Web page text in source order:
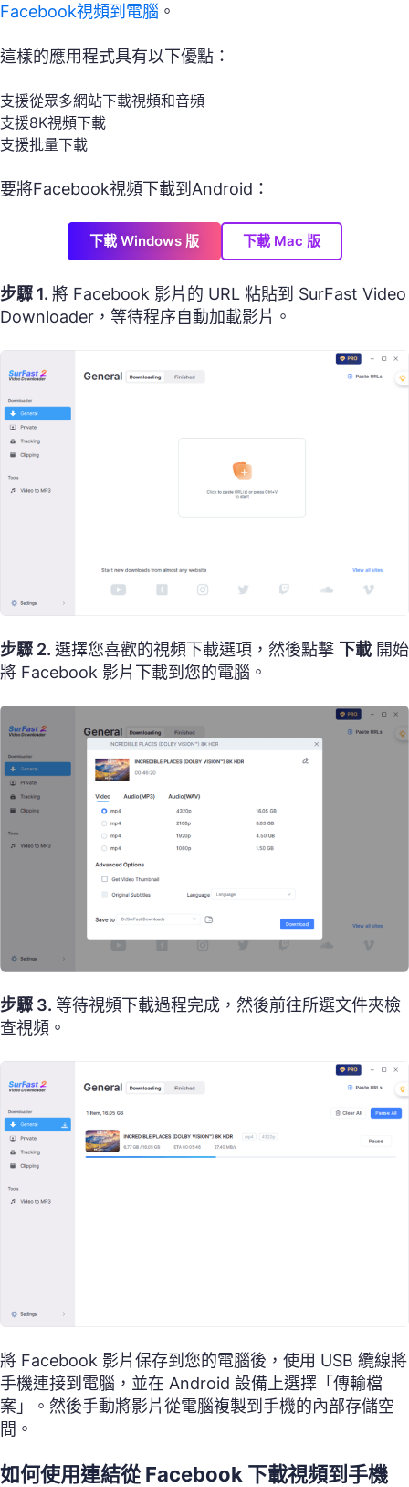
Facebook視頻到電腦 。
這樣的應用程式具有以下優點：
支援從眾多網站下載視頻和音頻
支援8K視頻下載
支援批量下載
要將Facebook視頻下載到Android：
下載 Windows 版 下載 Mac 版
步驟 1. 將 Facebook 影片的 URL 粘貼到 SurFast Video
Downloader，等待程序自動加載影片。
步驟 2. 選擇您喜歡的視頻下載選項，然後點擊 下載 開始
將 Facebook 影片下載到您的電腦。
步驟 3. 等待視頻下載過程完成，然後前往所選文件夾檢
查視頻。
將 Facebook 影片保存到您的電腦後，使用 USB 纜線將
手機連接到電腦，並在 Android 設備上選擇「傳輸檔
案」。然後手動將影片從電腦複製到手機的內部存儲空
間。
如何使用連結從 Facebook 下載視頻到手機